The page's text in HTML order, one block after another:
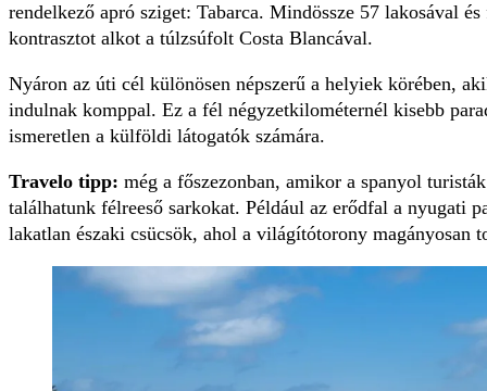
rendelkező apró sziget: Tabarca. Mindössze 57 lakosával
kontrasztot alkot a túlzsúfolt Costa Blancával.
Nyáron az úti cél különösen népszerű a helyiek körében,
indulnak komppal. Ez a fél négyzetkilométernél kisebb
ismeretlen a külföldi látogatók számára.
Travelo tipp: még a főszezonban, amikor a spanyol
találhatunk félreeső sarkokat. Például az erődfal a nyugati
lakatlan északi csücsök, ahol a világítótorony magányosan